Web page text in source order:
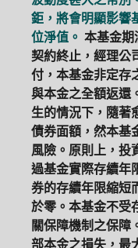
鉅，將會明顯影響
位淨值。 本基金期
契約終止，經理公
付，本基金非定存
與本金之全額返還
生的情況下，隨著
債券面額，然本基
風險。原則上，投
過基金實際存續年
券的存續年限縮短
於零。本基金不受
關保障機制之保障
部本金之損失，最